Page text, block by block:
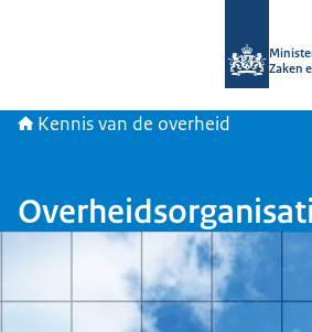
Zaken
Kennis van de overheid